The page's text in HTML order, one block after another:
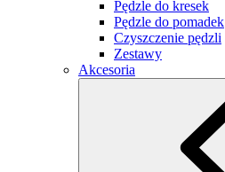
Pędzle do kresek
Pędzle do pomadek
Czyszczenie pędzli
Zestawy
Akcesoria